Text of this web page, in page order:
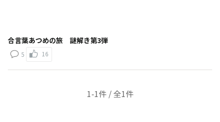
合言葉あつめの旅 謎解き第3弾
5 16
1-1件 / 全1件